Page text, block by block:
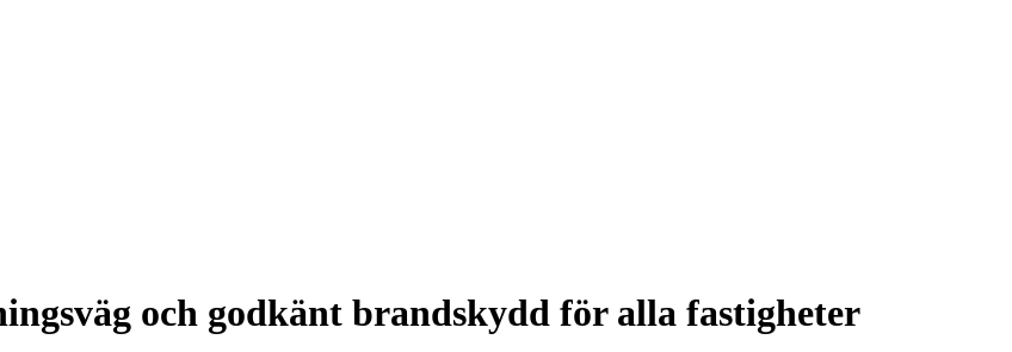
och godkänt brandskydd för alla fastigheter